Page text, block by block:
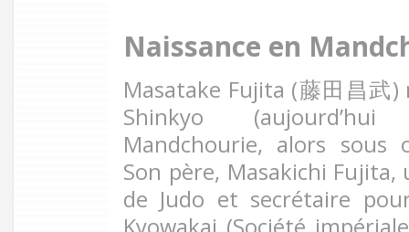
Naissance en
Masatake Fujita (藤田昌武
Shinkyo
Mandchourie, alors sous
Son père, Masakichi
de Judo et secrétaire